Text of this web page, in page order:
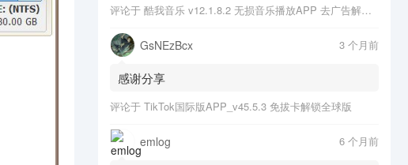
评论于 酷我音乐 v12.1.8.2 无损音乐播放APP 去广告解锁会员版
GsNEzBcx 3 个月前
感谢分享
评论于 TikTok国际版APP_v45.5.3 免拔卡解锁全球版
emlog 6 个月前